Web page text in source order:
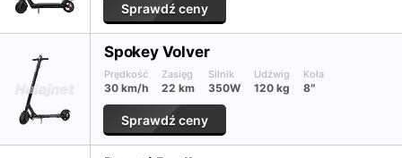
Sprawdź ceny
Spokey Volver
Prędkość
30 km/h
Zasięg
22 km
Silnik
350W
Udźwig
120 kg
Koła
8″
Sprawdź ceny